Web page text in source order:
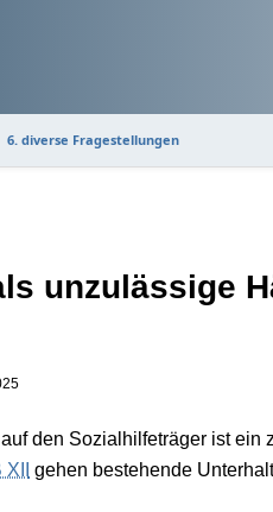
6. diverse Fragestellungen
unzulässige
den Sozialhilfeträger ist ein
gehen bestehende